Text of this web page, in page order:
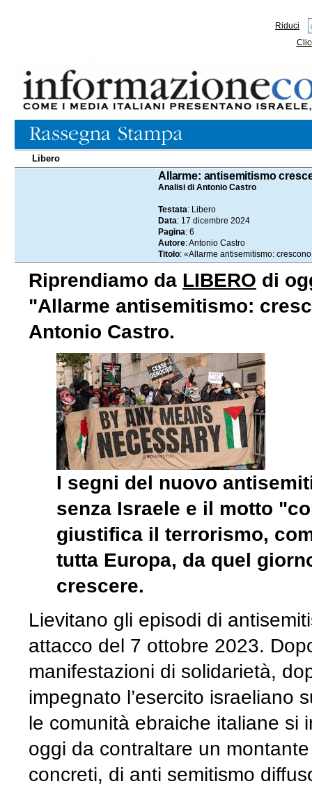
Riduci
Libero
Allarme: antisemitismo
Analisi di Antonio Castro
Testata: Libero
Data: 17 dicembre 2024
Pagina: 6
Autore: Antonio Castro
Titolo: «Allarme antisemitismo:
Riprendiamo da LIBERO di
"Allarme antisemitismo:
Antonio Castro.
I segni del nuovo
senza Israele e il motto
giustifica il terrorismo,
tutta Europa, da quel
crescere.
Lievitano gli episodi di
attacco del 7 ottobre 2023.
manifestazioni di solidarietà,
impegnato l’esercito israeliano
le comunità ebraiche italiane si
oggi da contraltare un
concreti, di anti semitismo